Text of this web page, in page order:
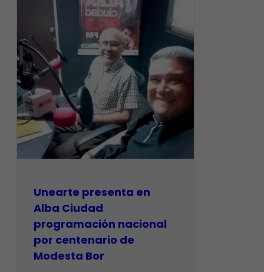
​Unearte presenta en
Alba Ciudad
programación nacional
por centenario de
Modesta Bor